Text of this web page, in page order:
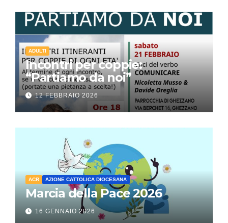
ADULTI
Incontri per coppie:
“Partiamo da noi”
12 FEBBRAIO 2026
ACR AZIONE CATTOLICA DIOCESANA
Marcia della Pace 2026
16 GENNAIO 2026